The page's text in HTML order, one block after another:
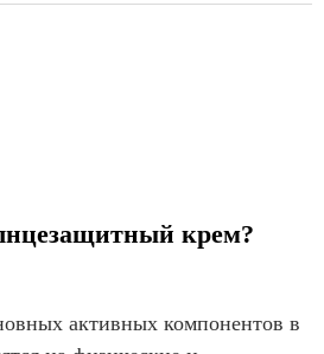
крем?
активных компонентов в